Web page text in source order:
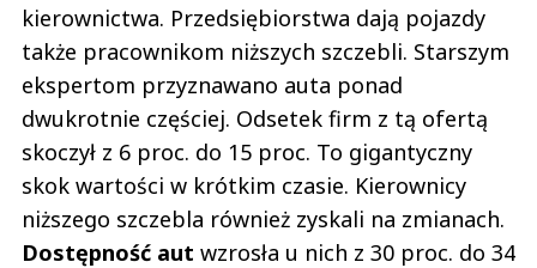
kierownictwa. Przedsiębiorstwa dają pojazdy
także pracownikom niższych szczebli. Starszym
ekspertom przyznawano auta ponad
dwukrotnie częściej. Odsetek firm z tą ofertą
skoczył z 6 proc. do 15 proc. To gigantyczny
skok wartości w krótkim czasie. Kierownicy
niższego szczebla również zyskali na zmianach.
Dostępność aut wzrosła u nich z 30 proc. do 34